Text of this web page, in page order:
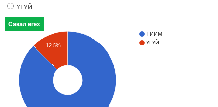
ҮГҮЙ
Санал өгөх
ТИЙМ
ҮГҮЙ
12.5%